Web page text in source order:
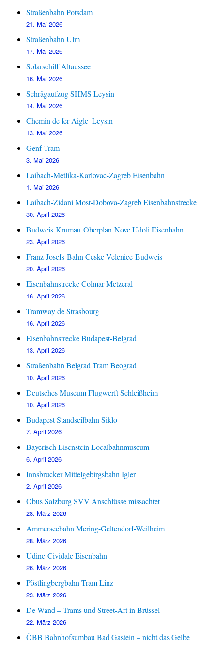
Straßenbahn Potsdam
21. Mai 2026
Straßenbahn Ulm
17. Mai 2026
Solarschiff Altaussee
16. Mai 2026
Schrägaufzug SHMS Leysin
14. Mai 2026
Chemin de fer Aigle–Leysin
13. Mai 2026
Genf Tram
3. Mai 2026
Laibach-Metlika-Karlovac-Zagreb Eisenbahn
1. Mai 2026
Laibach-Zidani Most-Dobova-Zagreb Eisenbahnstrecke
30. April 2026
Budweis-Krumau-Oberplan-Nove Udoli Eisenbahn
23. April 2026
Franz-Josefs-Bahn Ceske Velenice-Budweis
20. April 2026
Eisenbahnstrecke Colmar-Metzeral
16. April 2026
Tramway de Strasbourg
16. April 2026
Eisenbahnstrecke Budapest-Belgrad
13. April 2026
Straßenbahn Belgrad Tram Beograd
10. April 2026
Deutsches Museum Flugwerft Schleißheim
10. April 2026
Budapest Standseilbahn Siklo
7. April 2026
Bayerisch Eisenstein Localbahnmuseum
6. April 2026
Innsbrucker Mittelgebirgsbahn Igler
2. April 2026
Obus Salzburg SVV Anschlüsse missachtet
28. März 2026
Ammerseebahn Mering-Geltendorf-Weilheim
28. März 2026
Udine-Cividale Eisenbahn
26. März 2026
Pöstlingbergbahn Tram Linz
23. März 2026
De Wand – Trams und Street-Art in Brüssel
22. März 2026
ÖBB Bahnhofsumbau Bad Gastein – nicht das Gelbe